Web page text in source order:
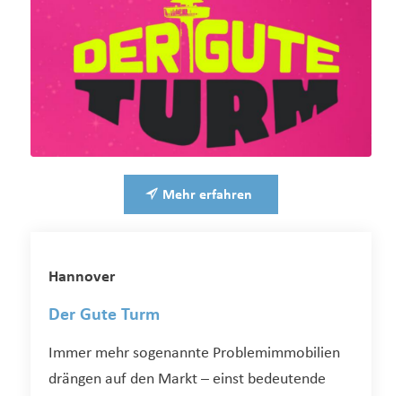
Mehr erfahren
Hannover
Der Gute Turm
Immer mehr sogenannte Problemimmobilien
drängen auf den Markt – einst bedeutende